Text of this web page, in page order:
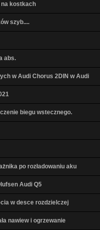
na kostkach
szyb....
abs.
w Audi Chorus 2DIN w Audi
biegu wstecznego.
po rozładowaniu aku
Audi Q5
w desce rozdzielczej
nawiew i ogrzewanie